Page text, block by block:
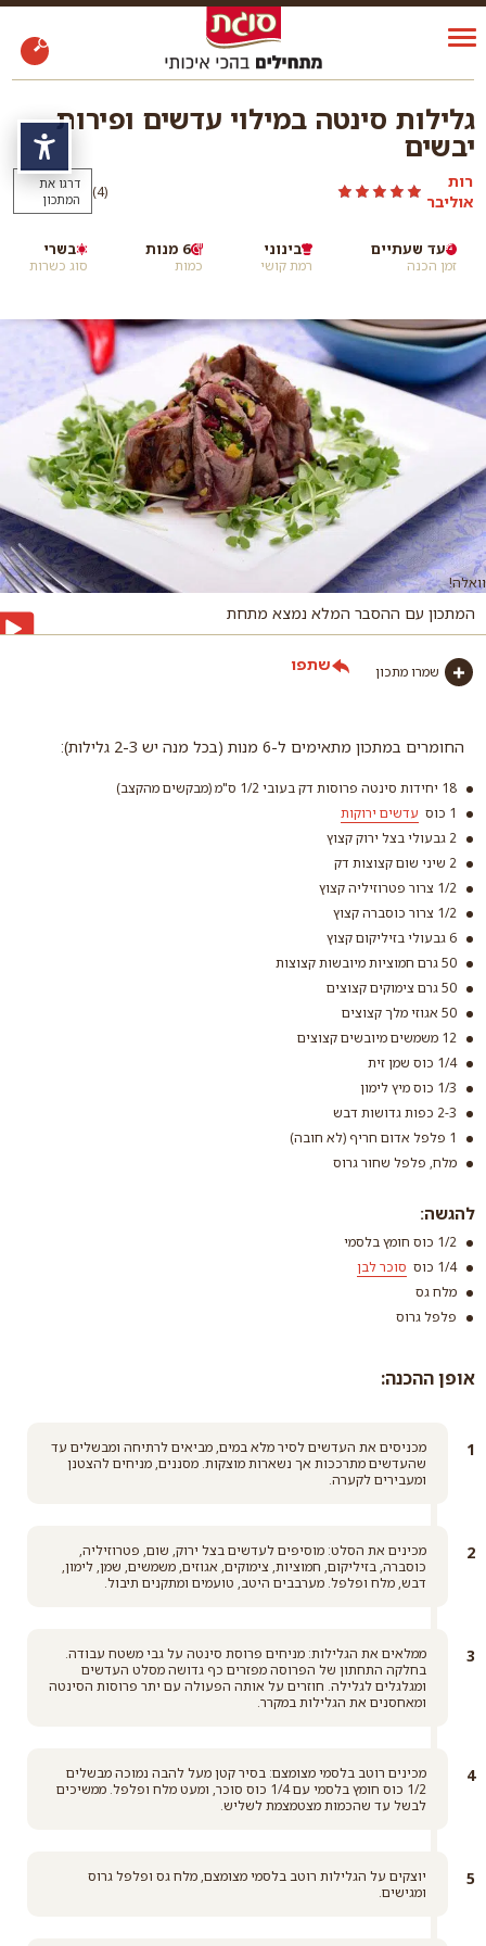
גלילות סינטה במילוי עדשים ופירות
יבשים
רות
אוליבר
(4
)
דרגו את
המתכון
זמן הכנה
עד שעתיים
רמת קושי
בינוני
כמות
6 מנות
סוג כשרות
בשרי
וואלה!
המתכון עם ההסבר המלא נמצא מתחת
שמרו מתכון שתפו
החומרים במתכון מתאימים ל-6 מנות (בכל מנה יש 2-3 גלילות):
18 יחידות סינטה פרוסות דק בעובי 1/2 ס"מ (מבקשים מהקצב)
1 כוס
עדשים ירוקות
עדשים ירוקות
2 גבעולי בצל ירוק קצוץ
2 שיני שום קצוצות דק
1/2 צרור פטרוזיליה קצוץ
1/2 צרור כוסברה קצוץ
6 גבעולי בזיליקום קצוץ
50 גרם חמוציות מיובשות קצוצות
50 גרם צימוקים קצוצים
50 אגוזי מלך קצוצים
12 משמשים מיובשים קצוצים
1/4 כוס שמן זית
1/3 כוס מיץ לימון
2-3 כפות גדושות דבש
1 פלפל אדום חריף (לא חובה)
מלח, פלפל שחור גרוס
להגשה:
1/2 כוס חומץ בלסמי
1/4 כוס
סוכר לבן
קרא עוד
מלח גס
פלפל גרוס
אופן ההכנה:
מכניסים את העדשים לסיר מלא במים, מביאים לרתיחה ומבשלים עד
שהעדשים מתרככות אך נשארות מוצקות. מסננים, מניחים להצטנן
ומעבירים לקערה.
מכינים את הסלט: מוסיפים לעדשים בצל ירוק, שום, פטרוזיליה,
כוסברה, בזיליקום, חמוציות, צימוקים, אגוזים, משמשים, שמן, לימון,
דבש, מלח ופלפל. מערבבים היטב, טועמים ומתקנים תיבול.
ממלאים את הגלילות: מניחים פרוסת סינטה על גבי משטח עבודה.
בחלקה התחתון של הפרוסה מפזרים כף גדושה מסלט העדשים
ומגלגלים לגלילה. חוזרים על אותה הפעולה עם יתר פרוסות הסינטה
ומאחסנים את הגלילות במקרר.
מכינים רוטב בלסמי מצומצם: בסיר קטן מעל להבה נמוכה מבשלים
1/2 כוס חומץ בלסמי עם 1/4 כוס סוכר, ומעט מלח ופלפל. ממשיכים
לבשל עד שהכמות מצטמצמת לשליש.
יוצקים על הגלילות רוטב בלסמי מצומצם, מלח גס ופלפל גרוס
ומגישים.